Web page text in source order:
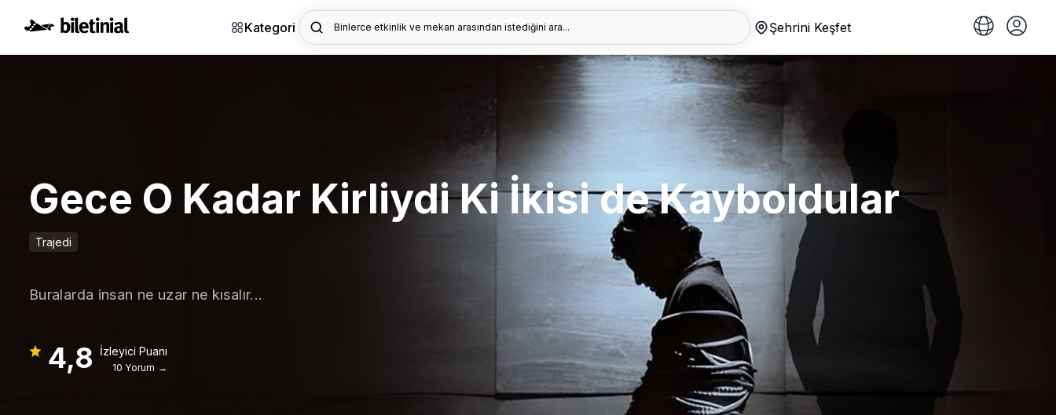
Kategori Binlerce etkinlik ve mekan arasından istediğini ara... Şehrini Keşfet
Gece O Kadar Kirliydi Ki İkisi de Kayboldular
Trajedi
Buralarda insan ne uzar ne kısalır...
4,8 İzleyici Puanı
10 Yorum →